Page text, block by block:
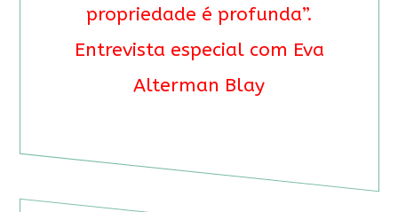
propriedade é profunda”.
Entrevista especial com Eva
Alterman Blay